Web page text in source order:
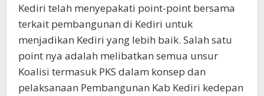
Kediri telah menyepakati point-point bersama
terkait pembangunan di Kediri untuk
menjadikan Kediri yang lebih baik. Salah satu
point nya adalah melibatkan semua unsur
Koalisi termasuk PKS dalam konsep dan
pelaksanaan Pembangunan Kab Kediri kedepan